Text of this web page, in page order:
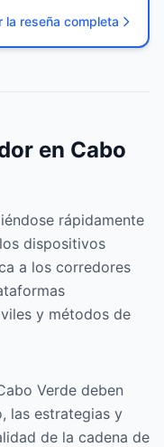
la reseña completa
en Cabo
rápidamente
dispositivos
a los corredores
y métodos de
Verde deben
las estrategias y
de la cadena de